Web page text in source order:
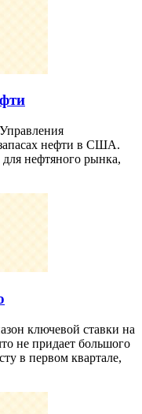
нефти в США.
нефтяного рынка,
ключевой ставки на
не придает большого
в первом квартале,